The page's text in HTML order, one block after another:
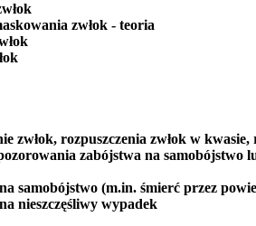
zwłok - teoria
zwłok, rozpuszczenia zwłok w
zabójstwa na samobójstwo
samobójstwo (m.in. śmierć przez
nieszczęśliwy wypadek